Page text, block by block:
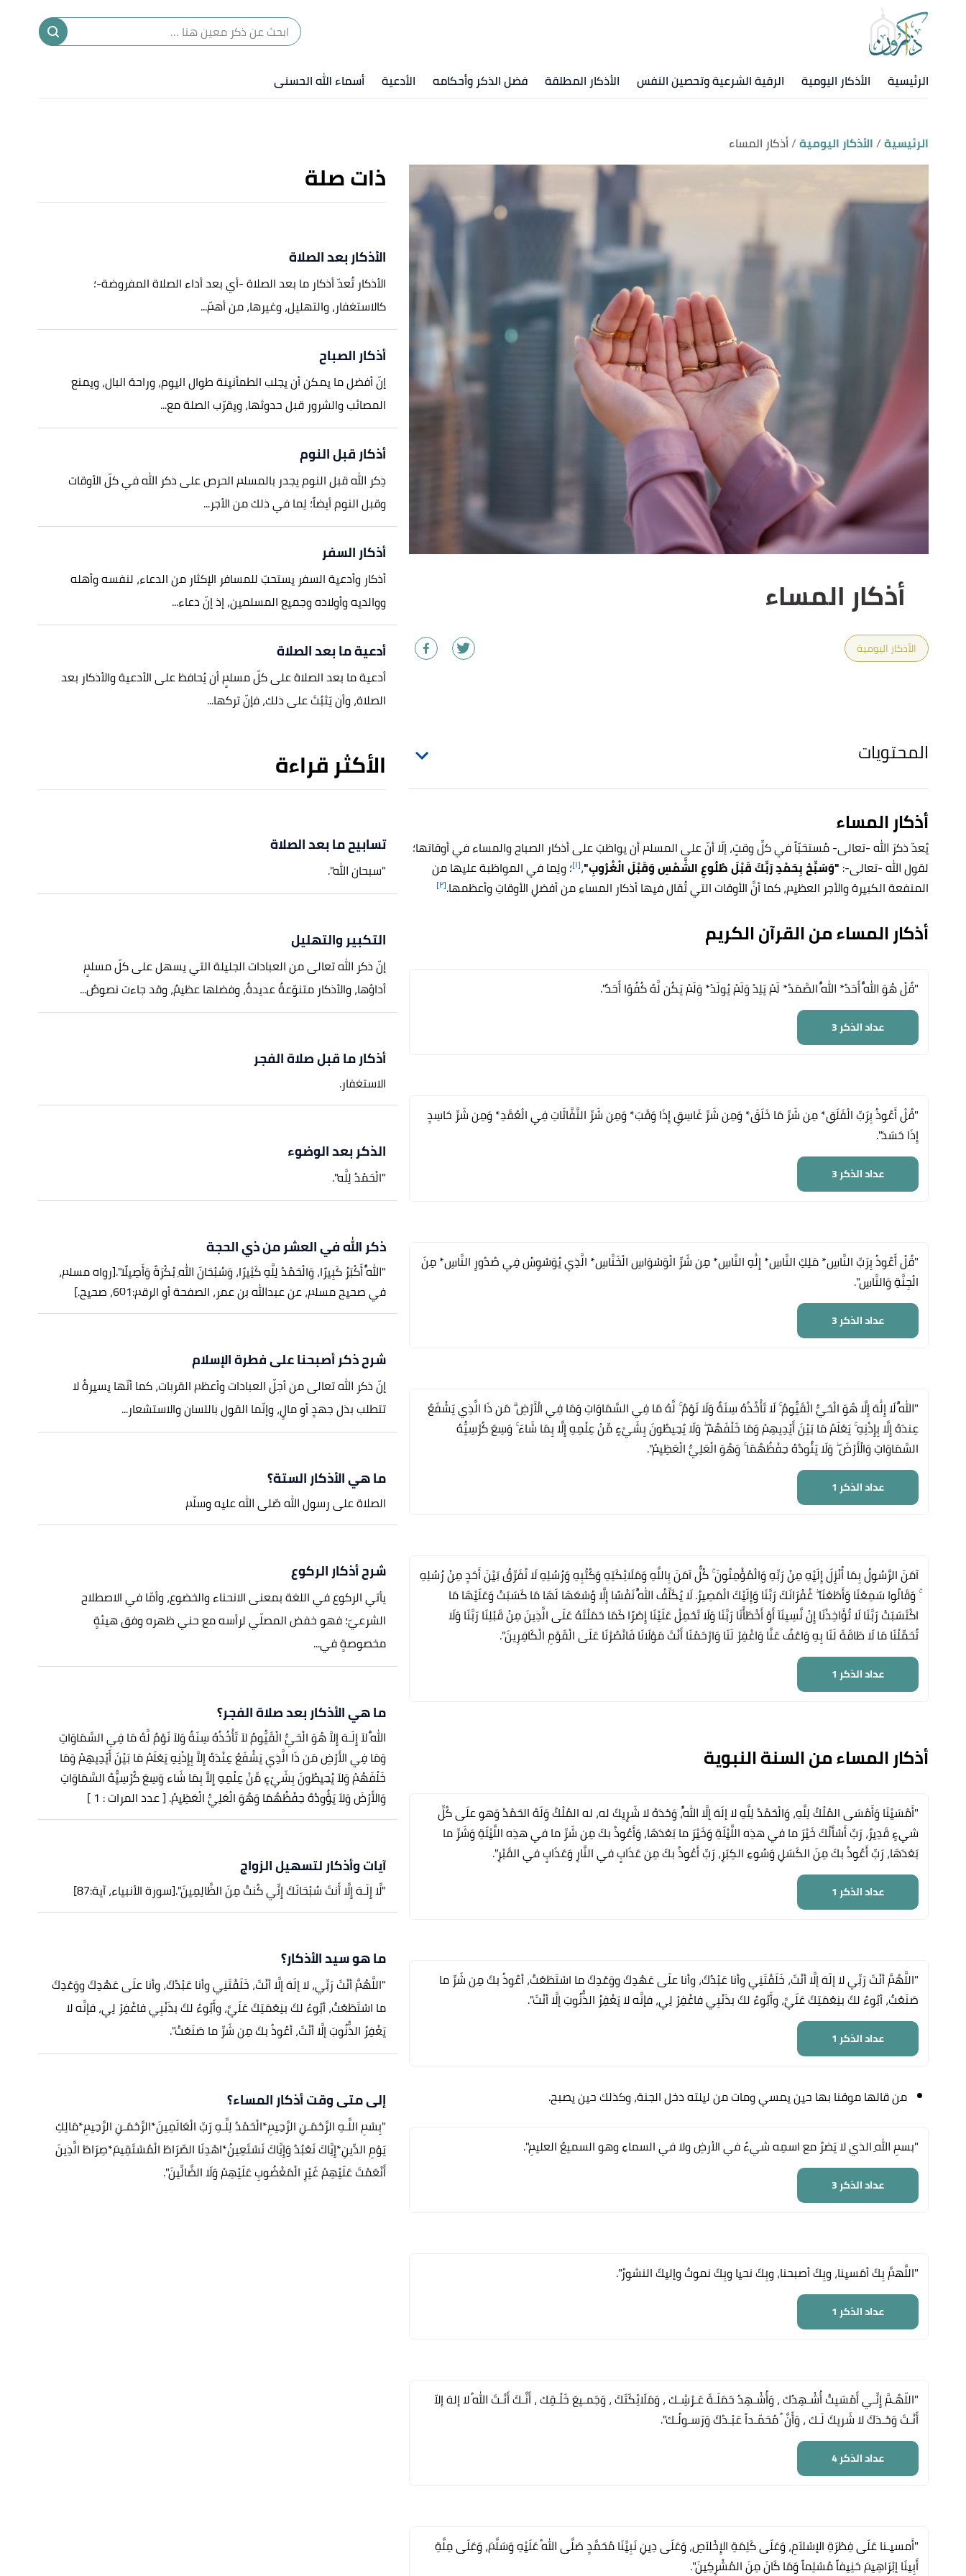
الرئيسية الأذكار اليومية الرقية الشرعية وتحصين النفس الأذكار المطلقة فضل الذكر وأحكامه الأدعية أسماء الله الحسنى
الرئيسية الأذكار اليومية أذكار المساء
أذكار المساء
الأذكار اليومية
المحتويات
أذكار المساء
يُعدّ ذكرَ الله -تعالى- مُستحَبّاً في كلِّ وقتٍ، إلّا أنّ على المسلم أن يواظبَ على أذكار الصباح والمساء في أوقاتها؛
لقول الله -تعالى-: "وَسَبِّحْ بِحَمْدِ رَبِّكَ قَبْلَ طُلُوعِ الشَّمْسِ وَقَبْلَ الْغُرُوبِ"،[١] ؛ ولِما في المواظبة عليها من
المنفعة الكبيرة والأجر العظيم، كما أنَّ الأوقات التي تُقال فيها أذكار المساءِ من أفضلِ الأوقاتِ وأعظمها.[٢]
أذكار المساء من القرآن الكريم
"قُلْ هُوَ اللَّهُ أَحَدٌ* اللَّهُ الصَّمَدُ* لَمْ يَلِدْ وَلَمْ يُولَدْ* وَلَمْ يَكُن لَّهُ كُفُوًا أَحَدٌ".
عداد الذكر3
"قُلْ أَعُوذُ بِرَبِّ الْفَلَقِ* مِن شَرِّ مَا خَلَقَ* وَمِن شَرِّ غَاسِقٍ إِذَا وَقَبَ* وَمِن شَرِّ النَّفَّاثَاتِ فِي الْعُقَدِ* وَمِن شَرِّ حَاسِدٍ
إِذَا حَسَدَ".
عداد الذكر3
"قُلْ أَعُوذُ بِرَبِّ النَّاسِ* مَلِكِ النَّاسِ* إِلَٰهِ النَّاسِ* مِن شَرِّ الْوَسْوَاسِ الْخَنَّاسِ* الَّذِي يُوَسْوِسُ فِي صُدُورِ النَّاسِ* مِنَ
الْجِنَّةِ وَالنَّاسِ".
عداد الذكر3
"اللَّهُ لَا إِلَٰهَ إِلَّا هُوَ الْحَيُّ الْقَيُّومُ ۚ لَا تَأْخُذُهُ سِنَةٌ وَلَا نَوْمٌ ۚ لَّهُ مَا فِي السَّمَاوَاتِ وَمَا فِي الْأَرْضِ ۗ مَن ذَا الَّذِي يَشْفَعُ
عِندَهُ إِلَّا بِإِذْنِهِ ۚ يَعْلَمُ مَا بَيْنَ أَيْدِيهِمْ وَمَا خَلْفَهُمْ ۖ وَلَا يُحِيطُونَ بِشَيْءٍ مِّنْ عِلْمِهِ إِلَّا بِمَا شَاءَ ۚ وَسِعَ كُرْسِيُّهُ
السَّمَاوَاتِ وَالْأَرْضَ ۖ وَلَا يَئُودُهُ حِفْظُهُمَا ۚ وَهُوَ الْعَلِيُّ الْعَظِيمُ".
عداد الذكر 1
آمَنَ الرَّسُولُ بِمَا أُنْزِلَ إِلَيْهِ مِنْ رَبِّهِ وَالْمُؤْمِنُونَ ۚ كُلٌّ آمَنَ بِاللَّهِ وَمَلَائِكَتِهِ وَكُتُبِهِ وَرُسُلِهِ لَا نُفَرِّقُ بَيْنَ أَحَدٍ مِنْ رُسُلِهِ
ۚ وَقَالُوا سَمِعْنَا وَأَطَعْنَا ۖ غُفْرَانَكَ رَبَّنَا وَإِلَيْكَ الْمَصِيرُ. لَا يُكَلِّفُ اللَّهُ نَفْسًا إِلَّا وُسْعَهَا لَهَا مَا كَسَبَتْ وَعَلَيْهَا مَا
اكْتَسَبَتْ رَبَّنَا لَا تُؤَاخِذْنَا إِنْ نَّسِينَآ أَوْ أَخْطَأْنَا رَبَّنَا وَلَا تَحْمِلْ عَلَيْنَا إِصْرًا كَمَا حَمَلْتَهُ عَلَى الَّذِينَ مِنْ قَبْلِنَا رَبَّنَا وَلَا
تُحَمِّلْنَا مَا لَا طَاقَةَ لَنَا بِهِ وَاعْفُ عَنَّا وَاغْفِرْ لَنَا وَارْحَمْنَا أَنْتَ مَوْلَانَا فَانْصُرْنَا عَلَى الْقَوْمِ الْكَافِرِينَ".
عداد الذكر 1
أذكار المساء من السنة النبوية
"أَمْسَيْنَا وَأَمْسَى المُلْكُ لِلَّهِ، وَالْحَمْدُ لِلَّهِ لا إلَهَ إلَّا اللَّهُ، وَحْدَهُ لا شَرِيكَ له، له المُلْكُ وَلَهُ الحَمْدُ وَهو علَى كُلِّ
شيءٍ قَدِيرٌ، رَبِّ أَسْأَلُكَ خَيْرَ ما في هذِه اللَّيْلَةِ وَخَيْرَ ما بَعْدَهَا، وَأَعُوذُ بكَ مِن شَرِّ ما في هذِه اللَّيْلَةِ وَشَرِّ ما
بَعْدَهَا، رَبِّ أَعُوذُ بكَ مِنَ الكَسَلِ وَسُوءِ الكِبَرِ، رَبِّ أَعُوذُ بكَ مِن عَذَابٍ في النَّارِ وَعَذَابٍ في القَبْرِ".
عداد الذكر 1
"اللَّهُمَّ أنْتَ رَبِّي لا إلَهَ إلَّا أنْتَ، خَلَقْتَنِي وأنا عَبْدُكَ، وأنا علَى عَهْدِكَ ووَعْدِكَ ما اسْتَطَعْتُ، أعُوذُ بكَ مِن شَرِّ ما
صَنَعْتُ، أبُوءُ لكَ بنِعْمَتِكَ عَلَيَّ، وأَبُوءُ لكَ بذَنْبِي فاغْفِرْ لِي، فإنَّه لا يَغْفِرُ الذُّنُوبَ إلَّا أنْتَ".
عداد الذكر 1
من قالها موقنا بها حين يمسي ومات من ليلته دخل الجنة، وكذلك حين يصبح.
"بسمِ اللهِ الذي لا يَضرُ مع اسمِه شيءٌ في الأرضِ ولا في السماءِ وهو السميعُ العليمِ".
عداد الذكر3
"اللَّهمَّ بِكَ أمَسينا، وبِكَ أصبحنا، وبِكَ نحيا وبِكَ نموتُ وإليكَ النشورُ".
عداد الذكر 1
"اللّهُـمَّ إِنِّـي أَمْسَيتُ أُشْـهِدُك ، وَأُشْـهِدُ حَمَلَـةَ عَـرْشِـك ، وَمَلَائِكَتَكَ ، وَجَمـيعَ خَلْـقِك ، أَنَّـكَ أَنْـتَ اللهُ لا إلهَ إلاّ
أَنْـتَ وَحْـدَكَ لا شَريكَ لَـك ، وَأَنَّ ُ مُحَمّـداً عَبْـدُكَ وَرَسـولُـك".
عداد الذكر4
"أَمسيـنا عَلَى فِطْرَةِ الإسْلاَمِ، وَعَلَى كَلِمَةِ الإِخْلاَصِ، وَعَلَى دِينِ نَبِيِّنَا مُحَمَّدٍ صَلَّى اللهُ عَلَيْهِ وَسَلَّمَ، وَعَلَى مِلَّةِ
أَبِينَا إبْرَاهِيمَ حَنِيفاً مُسْلِماً وَمَا كَانَ مِنَ المُشْرِكِينَ".
ذات صلة
الأذكار بعد الصلاة
الأذكار تُعدّ أذكار ما بعد الصلاة -أي بعد أداء الصلاة المفروضة-؛
كالاستغفار، والتهليل، وغيرها، من أهمّ...
أذكار الصباح
إنّ أفضل ما يمكن أن يجلب الطمأنينة طوال اليوم، وراحة البال، ويمنع
المصائب والشرور قبل حدوثها، ويقرّب الصلة مع...
أذكار قبل النوم
ذِكر الله قبل النوم يجدر بالمسلم الحرص على ذكر الله في كلّ الأوقات
وقبل النوم أيضاً؛ لِما في ذلك من الأجر...
أذكار السفر
أذكار وأدعية السفر يستحبّ للمسافر الإكثار من الدعاء، لنفسه وأهله
ووالديه وأولاده وجميع المسلمين، إذ إنّ دعاء...
أدعية ما بعد الصلاة
أدعية ما بعد الصلاة على كلّ مسلمٍ أن يُحافظ على الأدعية والأذكار بعد
الصلاة، وأن يَثبُتَ على ذلك، فإنّ تركها...
الأكثر قراءة
تسابيح ما بعد الصلاة
"سبحان الله".
التكبير والتهليل
إنّ ذكر الله تعالى من العبادات الجليلة التي يسهل على كلّ مسلمٍ
أداؤها، والأذكار متنوّعةٌ عديدةٌ، وفضلها عظيمٌ، وقد جاءت نصوصٌ...
أذكار ما قبل صلاة الفجر
الاستغفار.
الذكر بعد الوضوء
"الْحَمْدُ لِلَّه".
ذكر الله في العشر من ذي الحجة
"اللَّهُ أَكْبَرُ كَبِيرًا، وَالْحَمْدُ لِلَّهِ كَثِيرًا، وَسُبْحَانَ اللهِ بُكْرَةً وَأَصِيلًا".[رواه مسلم،
في صحيح مسلم، عن عبدالله بن عمر، الصفحة أو الرقم:601، صحيح.]
شرح ذكر أصبحنا على فطرة الإسلام
إنّ ذكر الله تعالى من أجلّ العبادات وأعظم القربات، كما أنّها يسيرةٌ لا
تتطلب بذل جهدٍ أو مالٍ، وإنّما القول باللسان والاستشعار...
ما هي الأذكار الستة؟
الصلاة على رسول الله صّلى الله عليه وسلّم
شرح أذكار الركوع
يأتي الركوع في اللغة بمعنى الانحناء والخضوع، وأمّا في الاصطلاح
الشرعيّ؛ فهو خفض المصلّي لرأسه مع حني ظهره وفق هيئةٍ
مخصوصةٍ في...
ما هي الأذكار بعد صلاة الفجر؟
اللّهُ لاَ إِلَـهَ إِلاَّ هُوَ الْحَيُّ الْقَيُّومُ لاَ تَأْخُذُهُ سِنَةٌ وَلاَ نَوْمٌ لَّهُ مَا فِي السَّمَاوَاتِ
وَمَا فِي الأَرْضِ مَن ذَا الَّذِي يَشْفَعُ عِنْدَهُ إِلاَّ بِإِذْنِهِ يَعْلَمُ مَا بَيْنَ أَيْدِيهِمْ وَمَا
خَلْفَهُمْ وَلاَ يُحِيطُونَ بِشَيْءٍ مِّنْ عِلْمِهِ إِلاَّ بِمَا شَاء وَسِعَ كُرْسِيُّهُ السَّمَاوَاتِ
وَالأَرْضَ وَلاَ يَؤُودُهُ حِفْظُهُمَا وَهُوَ الْعَلِيُّ الْعَظِيمُ. [ عدد المرات : 1 ]
آيات وأذكار لتسهيل الزواج
"لَّا إِلَـهَ إِلَّا أَنتَ سُبْحَانَكَ إِنِّي كُنتُ مِنَ الظَّالِمِينَ".[سورة الأنبياء، آية:87]
ما هو سيد الأذكار؟
"اللَّهُمَّ أنْتَ رَبِّي، لا إلَهَ إلَّا أنْتَ، خَلَقْتَنِي وأنا عَبْدُكَ، وأنا علَى عَهْدِكَ ووَعْدِكَ
ما اسْتَطَعْتُ، أبُوءُ لكَ بنِعْمَتِكَ عَلَيَّ، وأَبُوءُ لكَ بذَنْبِي فاغْفِرْ لِي، فإنَّه لا
يَغْفِرُ الذُّنُوبَ إلَّا أنْتَ، أعُوذُ بكَ مِن شَرِّ ما صَنَعْتُ".
إلى متى وقت أذكار المساء؟
"بِسْمِ اللَّـهِ الرَّحْمَـنِ الرَّحِيمِ*الْحَمْدُ لِلَّـهِ رَبِّ الْعَالَمِينَ*الرَّحْمَـنِ الرَّحِيمِ*مَالِكِ
يَوْمِ الدِّينِ*إِيَّاكَ نَعْبُدُ وَإِيَّاكَ نَسْتَعِينُ*اهْدِنَا الصِّرَاطَ الْمُسْتَقِيمَ*صِرَاطَ الَّذِينَ
أَنْعَمْتَ عَلَيْهِمْ غَيْرِ الْمَغْضُوبِ عَلَيْهِمْ وَلَا الضَّالِّينَ".